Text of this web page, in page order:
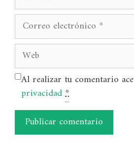
Correo
electrónico
Web
Al realizar tu comentario
privacidad*